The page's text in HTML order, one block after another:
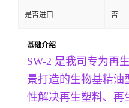
是否进口 否
基础介绍
SW-2 是我司专为再
景打造的生物基精油
性解决再生塑料、再